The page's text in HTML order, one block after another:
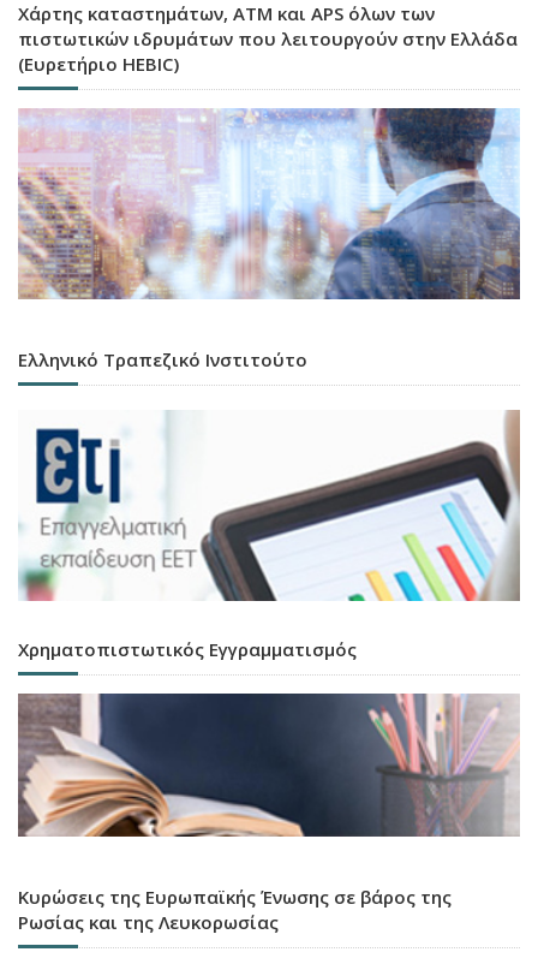
Χάρτης καταστημάτων, ATM και APS όλων των
πιστωτικών ιδρυμάτων που λειτουργούν στην Ελλάδα
(Ευρετήριο HEBIC)
Ελληνικό Τραπεζικό Ινστιτούτο
Χρηματοπιστωτικός Εγγραμματισμός
Κυρώσεις της Ευρωπαϊκής Ένωσης σε βάρος της
Ρωσίας και της Λευκορωσίας